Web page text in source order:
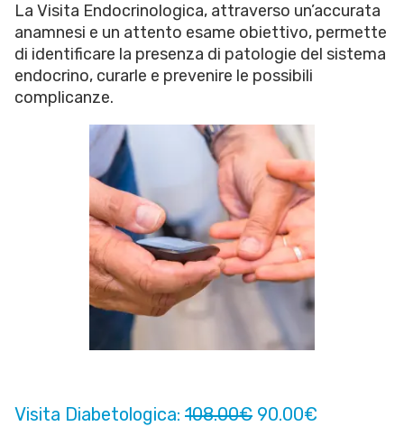
La Visita Endocrinologica, attraverso un’accurata
anamnesi e un attento esame obiettivo, permette
di identificare la presenza di patologie del sistema
endocrino, curarle e prevenire le possibili
complicanze.
Visita Diabetologica: 108.00€ 90.00€